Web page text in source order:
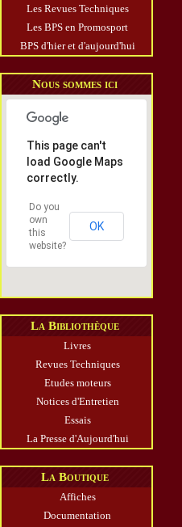
Les Revues Techniques
Les BPS en Promosport
BPS d'hier et d'aujourd'hui
Nous sommes ici
This page can't
load Google Maps
correctly.
Do you
own
this
website?
OK
La Bibliothèque
Livres
Revues Techniques
Etudes moteurs
Notices d'Entretien
Essais
La Presse d'Aujourd'hui
La Boutique
Affiches
Documentation